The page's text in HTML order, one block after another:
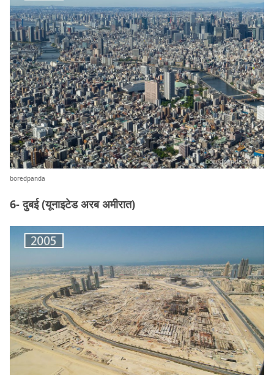
boredpanda
6- दुबई (यूनाइटेड अरब अमीरात)